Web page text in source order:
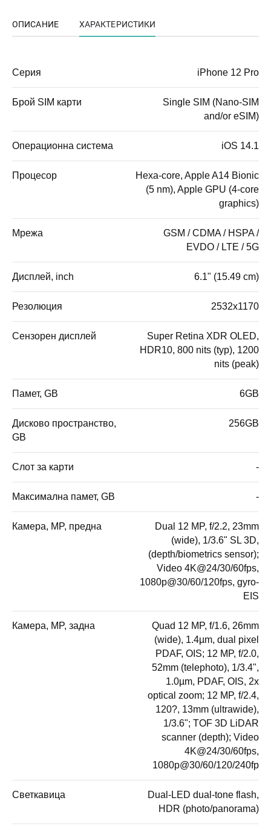
ОПИСАНИЕ ХАРАКТЕРИСТИКИ
Серия iPhone 12 Pro
Брой SIM карти
Single SIM (Nano-SIM
and/or eSIM)
Операционна система iOS 14.1
Процесор
Hexa-core, Apple A14 Bionic
(5 nm), Apple GPU (4-core
graphics)
Мрежа
GSM / CDMA / HSPA /
EVDO / LTE / 5G
Дисплей, inch 6.1" (15.49 cm)
Резолюция 2532x1170
Сензорен дисплей
Super Retina XDR OLED,
HDR10, 800 nits (typ), 1200
nits (peak)
Памет, GB 6GB
Дисково пространство,
GB
256GB
Слот за карти -
Максимална памет, GB -
Камера, MP, предна
Dual 12 MP, f/2.2, 23mm
(wide), 1/3.6" SL 3D,
(depth/biometrics sensor);
Video 4K@24/30/60fps,
1080p@30/60/120fps, gyro-
EIS
Камера, MP, задна
Quad 12 MP, f/1.6, 26mm
(wide), 1.4µm, dual pixel
PDAF, OIS; 12 MP, f/2.0,
52mm (telephoto), 1/3.4",
1.0µm, PDAF, OIS, 2x
optical zoom; 12 MP, f/2.4,
120?, 13mm (ultrawide),
1/3.6"; TOF 3D LiDAR
scanner (depth); Video
4K@24/30/60fps,
1080p@30/60/120/240fp
Светкавица
Dual-LED dual-tone flash,
HDR (photo/panorama)